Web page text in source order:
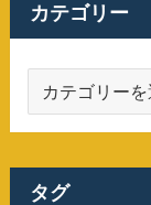
カテゴリー
ゴ
リ
ー
タグ